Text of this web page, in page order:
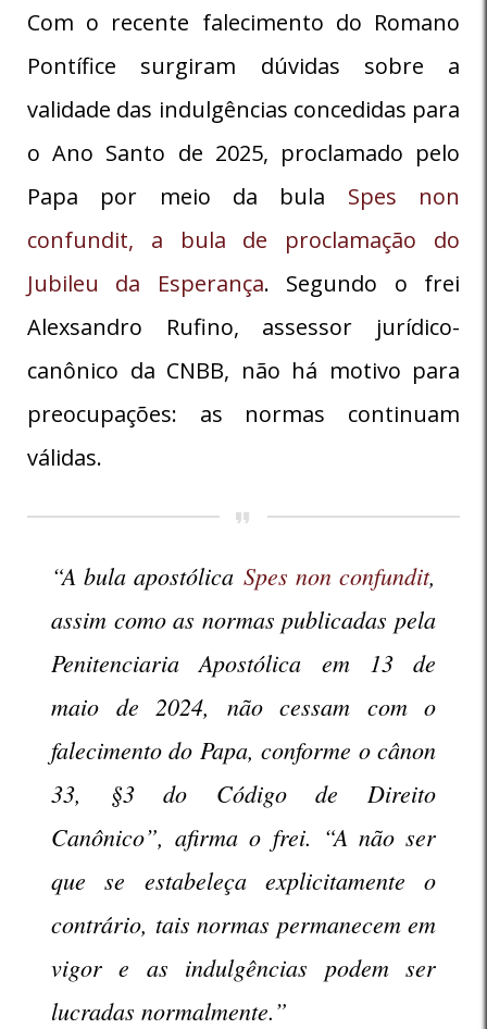
Com o recente falecimento do Romano
Pontífice surgiram dúvidas sobre a
validade das indulgências concedidas para
o Ano Santo de 2025, proclamado pelo
Papa por meio da bula Spes non
confundit, a bula de proclamação do
Jubileu da Esperança. Segundo o frei
Alexsandro Rufino, assessor jurídico-
canônico da CNBB, não há motivo para
preocupações: as normas continuam
válidas.
“A bula apostólica Spes non confundit,
assim como as normas publicadas pela
Penitenciaria Apostólica em 13 de
maio de 2024, não cessam com o
falecimento do Papa, conforme o cânon
33, §3 do Código de Direito
Canônico”, afirma o frei. “A não ser
que se estabeleça explicitamente o
contrário, tais normas permanecem em
vigor e as indulgências podem ser
lucradas normalmente.”